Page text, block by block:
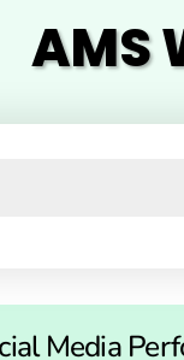
AMS
Media